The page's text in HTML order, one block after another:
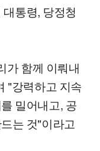
통령, 당정청
가 함께 이뤄내
"강력하고 지속
밀어내고, 공
는 것"이라고